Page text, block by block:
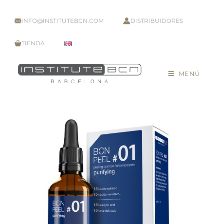
INFO@INSTITUTEBCN.COM DISTRIBUIDORES
TIENDA
MENÚ